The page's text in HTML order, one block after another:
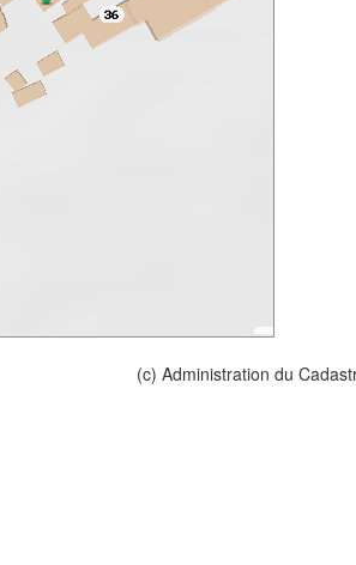
(c) Administration du